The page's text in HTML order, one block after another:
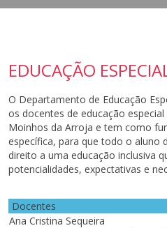
EDUCAÇÃO
O Departamento de Educação
os docentes de educação
Moinhos da Arroja e tem como
específica, para que todo o aluno
direito a uma educação inclusiva
potencialidades, expectativas e
Docentes
Ana Cristina Sequeira